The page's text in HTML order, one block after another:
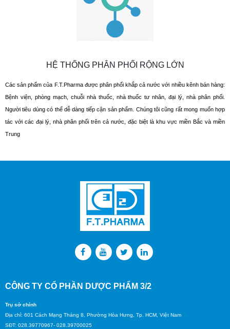
HỆ THỐNG PHÂN PHỐI RỘNG LỚN
Các sản phẩm của F.T.Pharma được phân phối khắp cả nước với nhiều kênh bán hàng:
Bệnh viện, phòng mạch, chuỗi nhà thuốc, nhà thuốc tư nhân, đại lý, nhà phân phối.
Người tiêu dùng có thể dễ dàng tiếp cận sản phẩm. Chúng tôi cũng rất mong muốn hợp
tác với các đại lý, nhà phân phối trên cả nước, đặc biệt là khu vực miền Bắc và miền
Trung
CÔNG TY CỔ PHẦN DƯỢC PHẨM 3/2
Trụ sở chính
Địa chỉ: 601 Cách Mạng Tháng 8, Phường Hòa Hưng, Tp. HCM, Việt Nam
SĐT: 028.39770967- 028.39700025